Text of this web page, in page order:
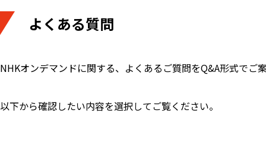
よくある質問
NHKオンデマンドに関する、よくあるご質問をQ&A形式でご
以下から確認したい内容を選択してご覧ください。